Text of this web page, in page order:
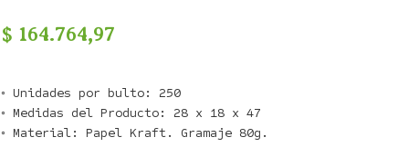
$ 164.764,97
◦ Unidades por bulto: 250
◦ Medidas del Producto: 28 x 18 x 47